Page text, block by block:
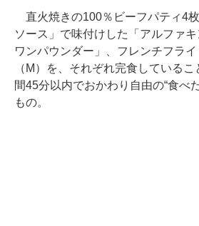
直火焼きの100％ビーフパティ4
ソース」で味付けした「アルファキ
ワンパウンダー」、フレンチフラ
（M）を、それぞれ完食している
間45分以内でおかわり自由の“食べ
もの。